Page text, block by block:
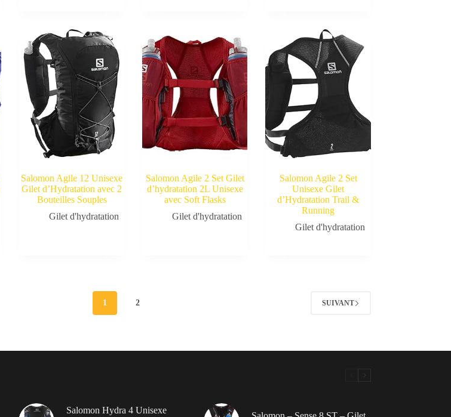
Salomon Agile 12 Unisexe
Gilet d’Hydratation avec 2
Bouteilles Souples
Gilet d'hydratation
Salomon Agile 2 Set Gilet
d’hydratation 2L Unisexe
avec Soft Flasks
Gilet d'hydratation
Salomon Agile 2 Set
Unisexe Gilet
d’Hydratation Trail &
Running
Gilet d'hydratation
1 2 SUIVANT
Salomon Hydra 4 Unisexe